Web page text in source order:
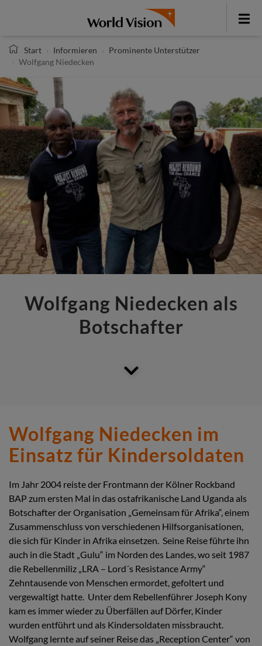
Toggle
Start
Informieren
Prominente Unterstützer
Wolfgang Niedecken
Wolfgang Niedecken als
Botschafter
Wolfgang Niedecken im
Einsatz für Kindersoldaten
Im Jahr 2004 reiste der Frontmann der Kölner Rockband
BAP zum ersten Mal in das ostafrikanische Land Uganda als
Botschafter der Organisation „Gemeinsam für Afrika“, einem
Zusammenschluss von verschiedenen Hilfsorganisationen,
die sich für Kinder in Afrika einsetzen. Seine Reise führte ihn
auch in die Stadt „Gulu“ im Norden des Landes, wo seit 1987
die Rebellenmiliz „LRA – Lord´s Resistance Army“
Zehntausende von Menschen ermordet, gefoltert und
vergewaltigt hatte. Unter dem Rebellenführer Joseph Kony
kam es immer wieder zu Überfällen auf Dörfer, Kinder
wurden entführt und als Kindersoldaten missbraucht.
Wolfgang lernte auf seiner Reise das „Reception Center“ von